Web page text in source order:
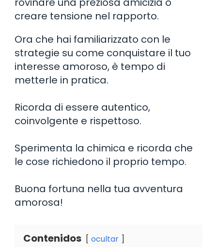
creare tensione nel rapporto.
Ora che hai familiarizzato con le
strategie su come conquistare il tuo
interesse amoroso, è tempo di
metterle in pratica.
Ricorda di essere autentico,
coinvolgente e rispettoso.
Sperimenta la chimica e ricorda che
le cose richiedono il proprio tempo.
Buona fortuna nella tua avventura
amorosa!
Contenidos ocultar